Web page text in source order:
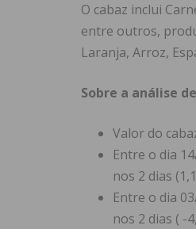
O cabaz inclui
entre outros,
Laranja, Arroz,
Sobre a análise
Valor do
Entre o dia
nos 2 dias
Entre o dia
nos 2 dias ( -